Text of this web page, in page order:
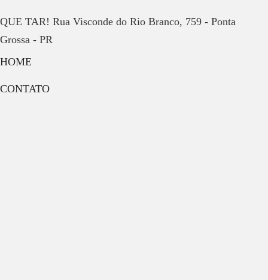
QUE TAR! Rua Visconde do Rio Branco, 759 - Ponta
Grossa - PR
HOME
CONTATO